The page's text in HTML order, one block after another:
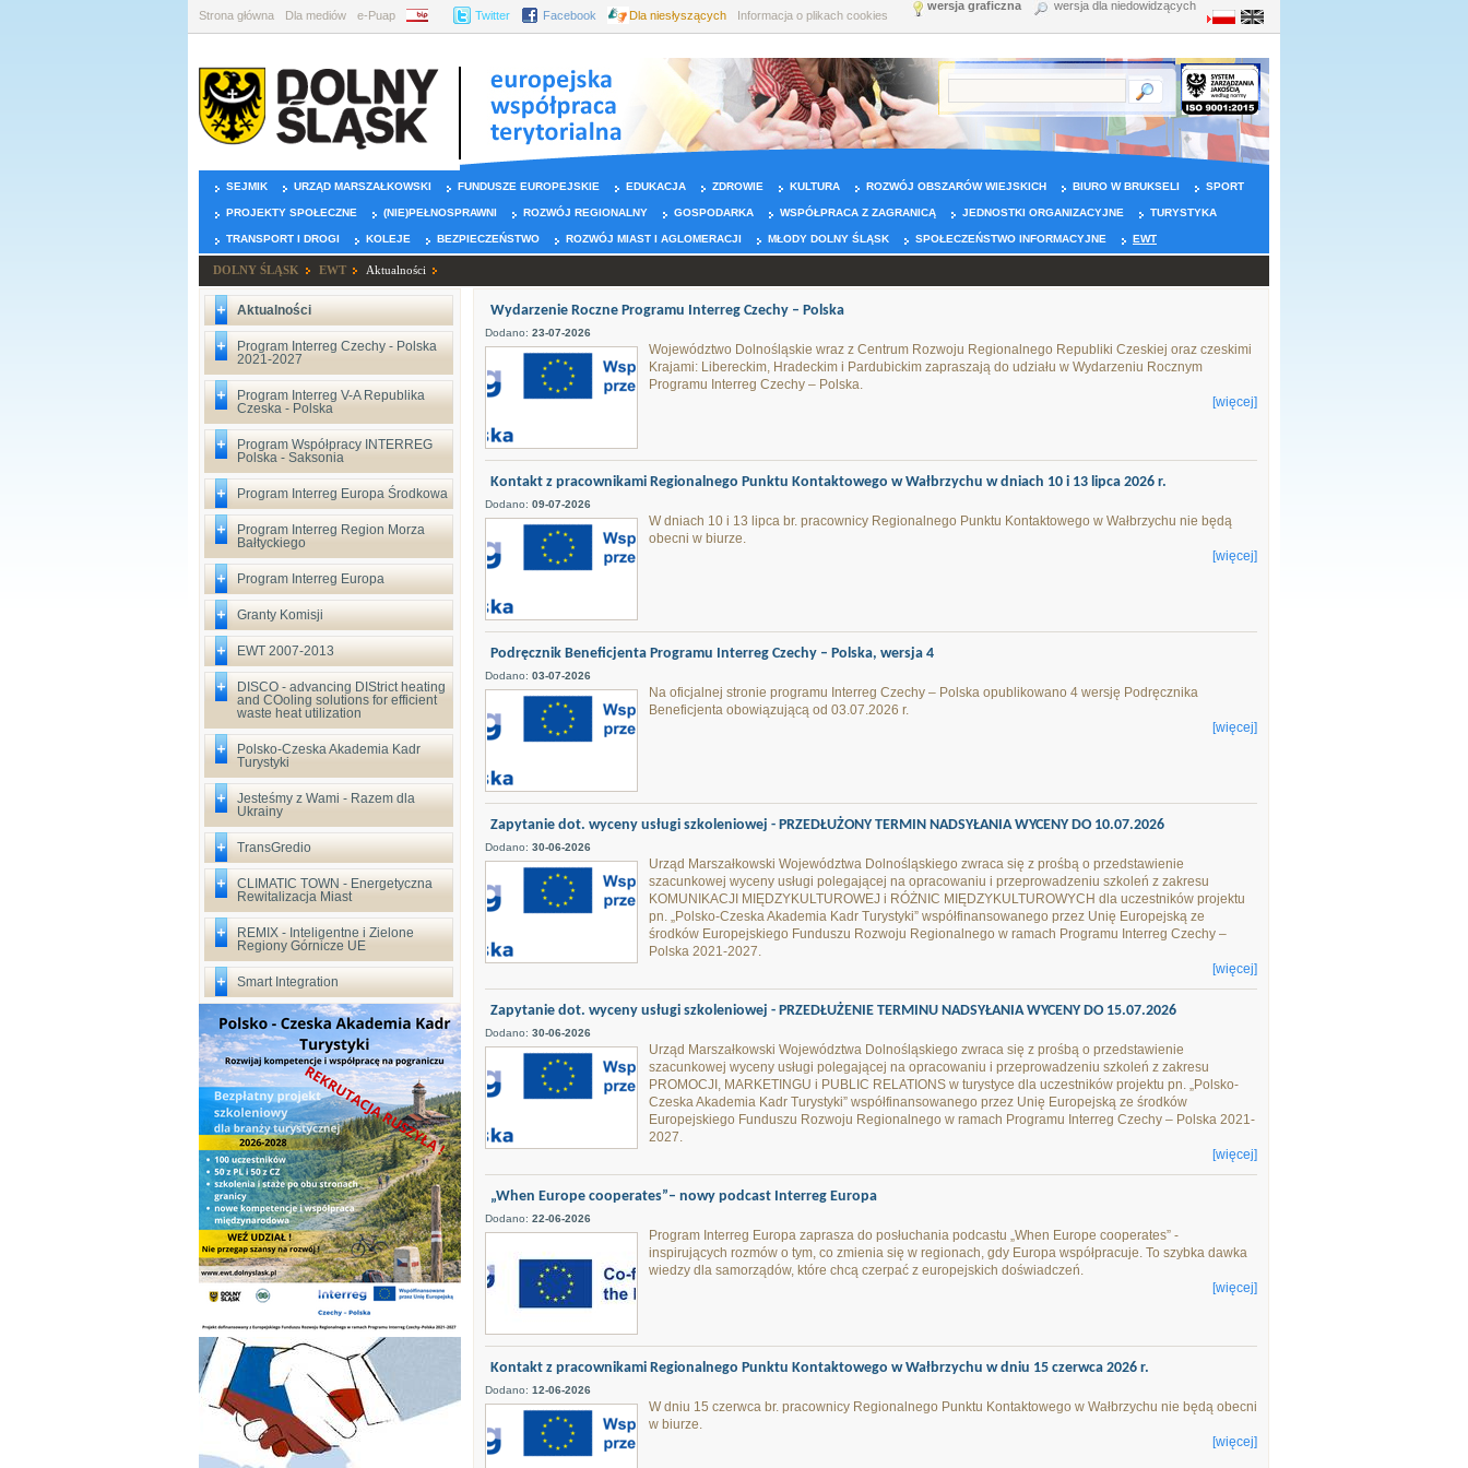
Strona główna Dla mediów e-Puap BIP Twitter Facebook Dla niesłyszących Informacja o plikach cookies
wersja graficzna wersja dla niedowidzących
SEJMIK URZĄD MARSZAŁKOWSKI FUNDUSZE EUROPEJSKIE EDUKACJA ZDROWIE KULTURA ROZWÓJ OBSZARÓW WIEJSKICH BIURO W BRUKSELI SPORT
PROJEKTY SPOŁECZNE (NIE)PEŁNOSPRAWNI ROZWÓJ REGIONALNY GOSPODARKA WSPÓŁPRACA Z ZAGRANICĄ JEDNOSTKI ORGANIZACYJNE TURYSTYKA
TRANSPORT I DROGI KOLEJE BEZPIECZEŃSTWO ROZWÓJ MIAST I AGLOMERACJI MŁODY DOLNY ŚLĄSK SPOŁECZEŃSTWO INFORMACYJNE EWT
DOLNY ŚLĄSK EWT Aktualności
Aktualności
Program Interreg Czechy - Polska
2021-2027
Program Interreg V-A Republika
Czeska - Polska
Program Współpracy INTERREG
Polska - Saksonia
Program Interreg Europa Środkowa
Program Interreg Region Morza
Bałtyckiego
Program Interreg Europa
Granty Komisji
EWT 2007-2013
DISCO - advancing DIStrict heating
and COoling solutions for efficient
waste heat utilization
Polsko-Czeska Akademia Kadr
Turystyki
Jesteśmy z Wami - Razem dla
Ukrainy
TransGredio
CLIMATIC TOWN - Energetyczna
Rewitalizacja Miast
REMIX - Inteligentne i Zielone
Regiony Górnicze UE
Smart Integration
Wydarzenie Roczne Programu Interreg Czechy – Polska
Dodano: 23-07-2026
Województwo Dolnośląskie wraz z Centrum Rozwoju Regionalnego Republiki Czeskiej oraz czeskimi
Krajami: Libereckim, Hradeckim i Pardubickim zapraszają do udziału w Wydarzeniu Rocznym
Programu Interreg Czechy – Polska.
[więcej]
Kontakt z pracownikami Regionalnego Punktu Kontaktowego w Wałbrzychu w dniach 10 i 13 lipca 2026 r.
Dodano: 09-07-2026
W dniach 10 i 13 lipca br. pracownicy Regionalnego Punktu Kontaktowego w Wałbrzychu nie będą
obecni w biurze.
[więcej]
Podręcznik Beneficjenta Programu Interreg Czechy – Polska, wersja 4
Dodano: 03-07-2026
Na oficjalnej stronie programu Interreg Czechy – Polska opublikowano 4 wersję Podręcznika
Beneficjenta obowiązującą od 03.07.2026 r.
[więcej]
Zapytanie dot. wyceny usługi szkoleniowej - PRZEDŁUŻONY TERMIN NADSYŁANIA WYCENY DO 10.07.2026
Dodano: 30-06-2026
Urząd Marszałkowski Województwa Dolnośląskiego zwraca się z prośbą o przedstawienie
szacunkowej wyceny usługi polegającej na opracowaniu i przeprowadzeniu szkoleń z zakresu
KOMUNIKACJI MIĘDZYKULTUROWEJ i RÓŻNIC MIĘDZYKULTUROWYCH dla uczestników projektu
pn. „Polsko-Czeska Akademia Kadr Turystyki” współfinansowanego przez Unię Europejską ze
środków Europejskiego Funduszu Rozwoju Regionalnego w ramach Programu Interreg Czechy –
Polska 2021-2027.
[więcej]
Zapytanie dot. wyceny usługi szkoleniowej - PRZEDŁUŻENIE TERMINU NADSYŁANIA WYCENY DO 15.07.2026
Dodano: 30-06-2026
Urząd Marszałkowski Województwa Dolnośląskiego zwraca się z prośbą o przedstawienie
szacunkowej wyceny usługi polegającej na opracowaniu i przeprowadzeniu szkoleń z zakresu
PROMOCJI, MARKETINGU i PUBLIC RELATIONS w turystyce dla uczestników projektu pn. „Polsko-
Czeska Akademia Kadr Turystyki” współfinansowanego przez Unię Europejską ze środków
Europejskiego Funduszu Rozwoju Regionalnego w ramach Programu Interreg Czechy – Polska 2021-
2027.
[więcej]
„When Europe cooperates”– nowy podcast Interreg Europa
Dodano: 22-06-2026
Program Interreg Europa zaprasza do posłuchania podcastu „When Europe cooperates” -
inspirujących rozmów o tym, co zmienia się w regionach, gdy Europa współpracuje. To szybka dawka
wiedzy dla samorządów, które chcą czerpać z europejskich doświadczeń.
[więcej]
Kontakt z pracownikami Regionalnego Punktu Kontaktowego w Wałbrzychu w dniu 15 czerwca 2026 r.
Dodano: 12-06-2026
W dniu 15 czerwca br. pracownicy Regionalnego Punktu Kontaktowego w Wałbrzychu nie będą obecni
w biurze.
[więcej]